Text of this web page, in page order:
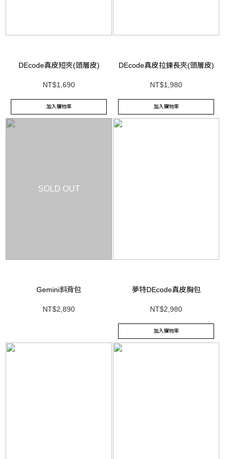
DEcode真皮短夾(頭層皮)
NT$1,690
加入購物車
DEcode真皮拉鍊長夾(頭層皮)
NT$1,980
加入購物車
SOLD OUT
Gemini斜背包
NT$2,890
夢特DEcode真皮胸包
NT$2,980
加入購物車